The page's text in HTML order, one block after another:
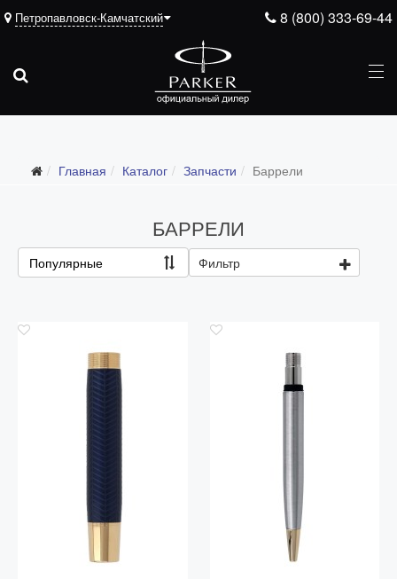
8 (800) 333-69-44
Петропавловск-Камчатский
Главная Каталог Запчасти Баррели
БАРРЕЛИ
Популярные Фильтр
Распродажа
Все запчасти
Перья
Зажимы
Механизмы
Упаковка